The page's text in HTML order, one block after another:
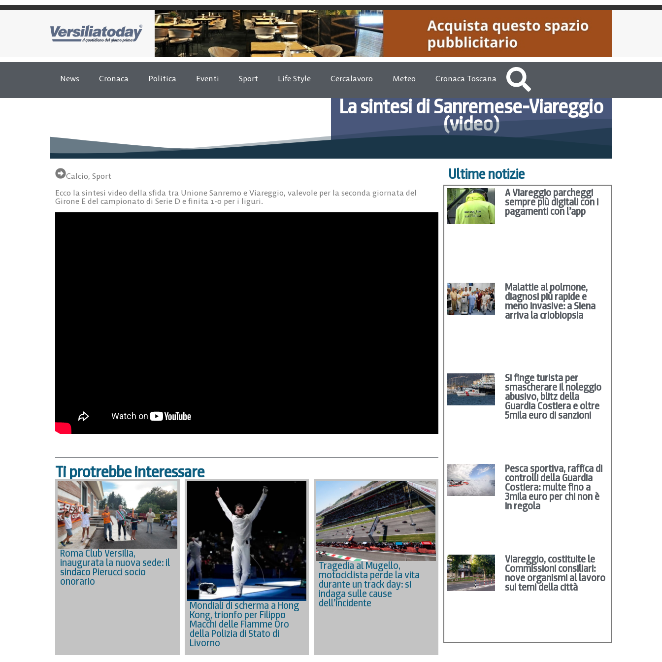
News Cronaca Politica Eventi Sport Life Style Cercalavoro Meteo Cronaca Toscana
La sintesi di Sanremese-Viareggio
(video)
Calcio, Sport
Ecco la sintesi video della sfida tra Unione Sanremo e Viareggio, valevole per la seconda giornata del
Girone E del campionato di Serie D e finita 1-0 per i liguri.
Ti protrebbe interessare
Roma Club Versilia,
inaugurata la nuova sede: il
sindaco Pierucci socio
onorario
Mondiali di scherma a Hong
Kong, trionfo per Filippo
Macchi delle Fiamme Oro
della Polizia di Stato di
Livorno
Tragedia al Mugello,
motociclista perde la vita
durante un track day: si
indaga sulle cause
dell’incidente
Ultime notizie
A Viareggio parcheggi
sempre più digitali con i
pagamenti con l’app
Malattie al polmone,
diagnosi più rapide e
meno invasive: a Siena
arriva la criobiopsia
Si finge turista per
smascherare il noleggio
abusivo, blitz della
Guardia Costiera e oltre
5mila euro di sanzioni
Pesca sportiva, raffica di
controlli della Guardia
Costiera: multe fino a
3mila euro per chi non è
in regola
Viareggio, costituite le
Commissioni consiliari:
nove organismi al lavoro
sui temi della città